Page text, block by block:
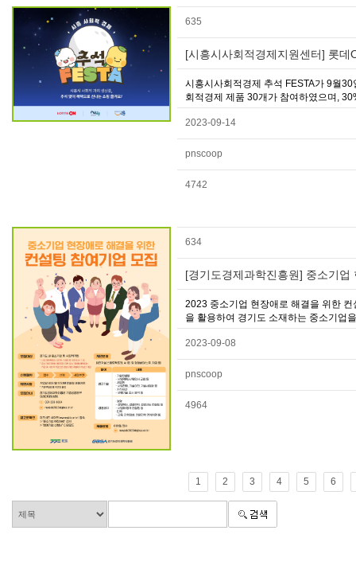
635
[시흥시사회적경제지원센터] 롯데
시흥시사회적경제 추석 FESTA가 9월
회적경제 제품 30개가 참여하였으며,
2023-09-14
pnscoop
4742
634
[경기도경제과학진흥원] 중소기업
2023 중소기업 현장애로 해결을 위한
을 활용하여 경기도 소재하는 중소기업
2023-09-08
pnscoop
4964
1 2 3 4 5 6